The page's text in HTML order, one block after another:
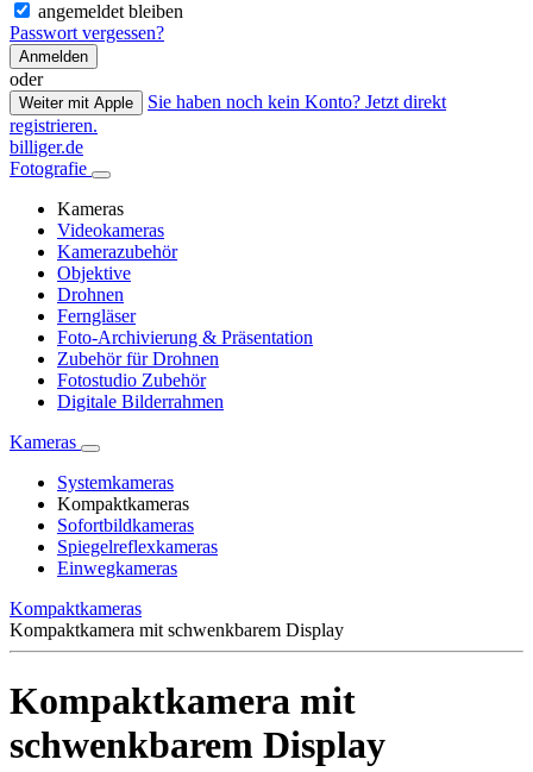
angemeldet bleiben
Passwort vergessen?
Anmelden
oder
Weiter mit Apple
Sie haben noch kein Konto? Jetzt direkt
registrieren.
billiger.de
Fotografie
Kameras
Videokameras
Kamerazubehör
Objektive
Drohnen
Ferngläser
Foto-Archivierung & Präsentation
Zubehör für Drohnen
Fotostudio Zubehör
Digitale Bilderrahmen
Kameras
Systemkameras
Kompaktkameras
Sofortbildkameras
Spiegelreflexkameras
Einwegkameras
Kompaktkameras
Kompaktkamera mit schwenkbarem Display
Kompaktkamera mit
schwenkbarem Display